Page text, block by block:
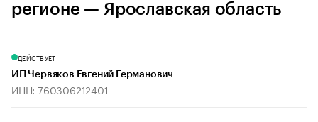
регионе — Ярославская область
ДЕЙСТВУЕТ
ИП Червяков Евгений Германович
ИНН: 760306212401